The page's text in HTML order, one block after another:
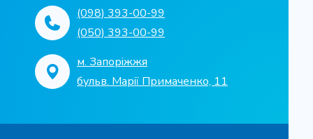
(098) 393-00-99
(050) 393-00-99
м. Запоріжжя
бульв. Марії Примаченко, 11